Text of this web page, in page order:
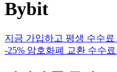
Bybit
지금 가입하고 평생 수수
-25% 암호화폐 교환 수수